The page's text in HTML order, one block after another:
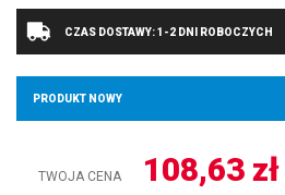
CZAS DOSTAWY: 1-2 DNI ROBOCZYCH
PRODUKT NOWY
TWOJA CENA 108,63 zł